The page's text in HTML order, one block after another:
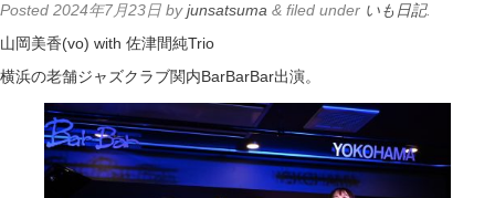
Contact
YouTube
Online Lesson
Posted 2024年7月23日 byjunsatsuma & filed under いも日記.
山岡美香(vo) with 佐津間純Trio
横浜の老舗ジャズクラブ関内BarBarBar出演。